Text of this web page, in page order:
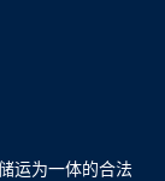
运为一体的合法